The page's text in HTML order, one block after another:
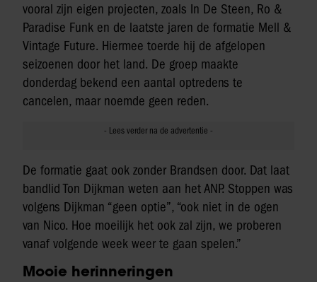
vooral zijn eigen projecten, zoals In De Steen, Ro &
Paradise Funk en de laatste jaren de formatie Mell &
Vintage Future. Hiermee toerde hij de afgelopen
seizoenen door het land. De groep maakte
donderdag bekend een aantal optredens te
cancelen, maar noemde geen reden.
De formatie gaat ook zonder Brandsen door. Dat laat
bandlid Ton Dijkman weten aan het ANP. Stoppen was
volgens Dijkman “geen optie”, “ook niet in de ogen
van Nico. Hoe moeilijk het ook zal zijn, we proberen
vanaf volgende week weer te gaan spelen.”
Mooie herinneringen